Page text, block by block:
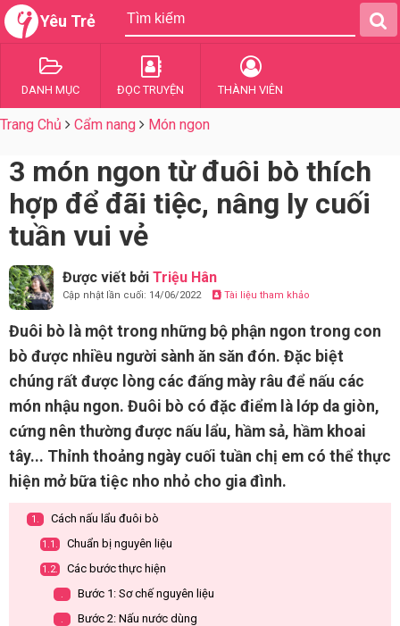
Yêu Trẻ
DANH MỤC ĐỌC TRUYỆN THÀNH VIÊN
Trang Chủ Cẩm nang Món ngon
3 món ngon từ đuôi bò thích
hợp để đãi tiệc, nâng ly cuối
tuần vui vẻ
Được viết bởi Triệu Hân
Cập nhật lần cuối: 14/06/2022 Tài liệu tham khảo
Đuôi bò là một trong những bộ phận ngon trong con
bò được nhiều người sành ăn săn đón. Đặc biệt
chúng rất được lòng các đấng mày râu để nấu các
món nhậu ngon. Đuôi bò có đặc điểm là lớp da giòn,
cứng nên thường được nấu lẩu, hầm sả, hầm khoai
tây... Thỉnh thoảng ngày cuối tuần chị em có thể thực
hiện mở bữa tiệc nho nhỏ cho gia đình.
1. Cách nấu lẩu đuôi bò
1.1. Chuẩn bị nguyên liệu
1.2. Các bước thực hiện
. Bước 1: Sơ chế nguyên liệu
. Bước 2: Nấu nước dùng